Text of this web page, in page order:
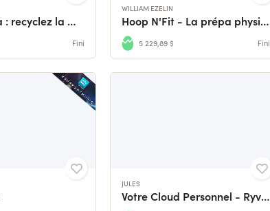
Avec Aphreïa : recyclez la mode, réinventez votre intérieur
Fini
WILLIAM EZELIN
Hoop N'Fit - La prépa physique faite pour les basketteurs
5 229,89 $ Fini
JULES
Votre Cloud Personnel - Ryvie 💻♻️